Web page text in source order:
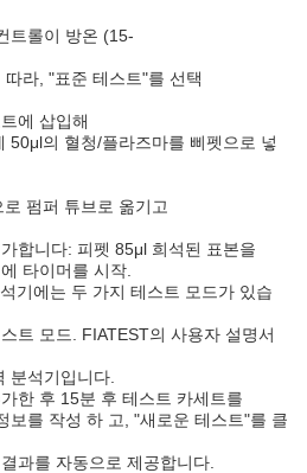
트롤이 방온 (15-
라, "표준 테스트"를 선택
에 삽입해
50μl의 혈청/플라즈마를 삐펫으로 넣
펌퍼 튜브로 옮기고
합니다: 피펫 85μl 희석된 표본을
타이머를 시작.
기에는 두 가지 테스트 모드가 있습
트 모드. FIATEST의 사용자 설명서
분석기입니다.
한 후 15분 후 테스트 카세트를
보를 작성 하 고, "새로운 테스트"를 클
과를 자동으로 제공합니다.